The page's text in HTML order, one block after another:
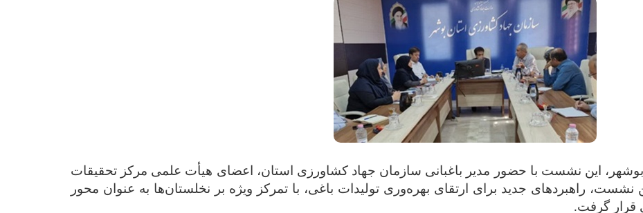
این نشست با حضور مدیر باغبانی سازمان جهاد کشاورزی استان، اعضای هیأت علمی مرکز تحقیقات
راهبردهای جدید برای ارتقای بهره‌وری تولیدات باغی، با تمرکز ویژه بر نخلستان‌ها به عنوان محور
قرار گرفت.